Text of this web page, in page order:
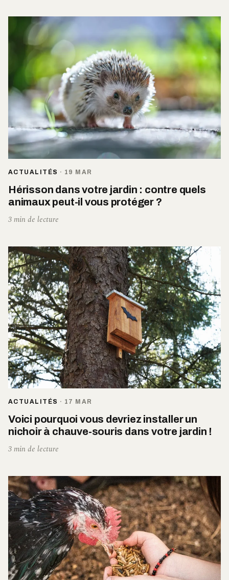
ACTUALITÉS · 19 MAR
Hérisson dans votre jardin : contre quels
animaux peut-il vous protéger ?
3 min de lecture
ACTUALITÉS · 17 MAR
Voici pourquoi vous devriez installer un
nichoir à chauve-souris dans votre jardin !
3 min de lecture